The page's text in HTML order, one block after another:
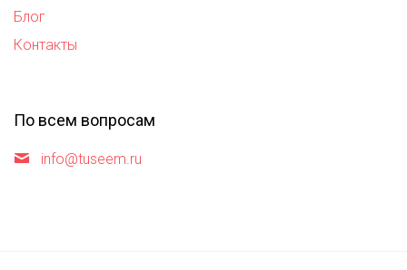
Блог
Контакты
По всем вопросам
info@tuseem.ru